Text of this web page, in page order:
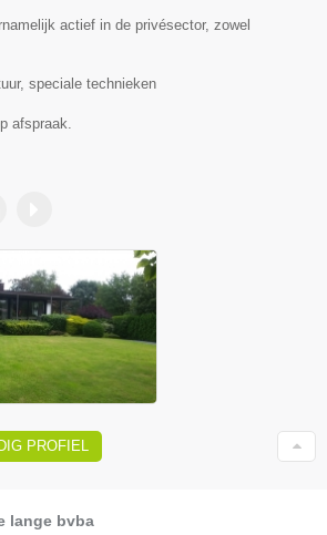
actief in de privésector, zowel
speciale technieken
afspraak.
PROFIEL
lange bvba